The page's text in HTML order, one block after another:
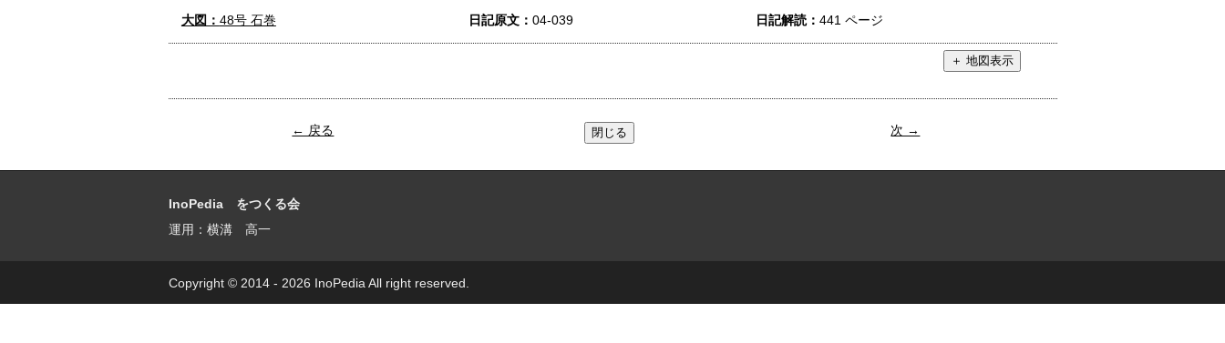
大図： 48号 石巻 日記原文： 04-039 日記解読： 441 ページ
← 戻る 次 →
InoPedia をつくる会
運用：横溝 高一
Copyright © 2014 - 2026 InoPedia All right reserved.